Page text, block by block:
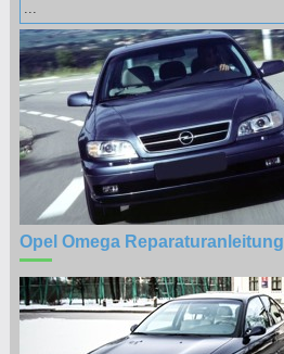
Opel Omega Reparaturanleitung